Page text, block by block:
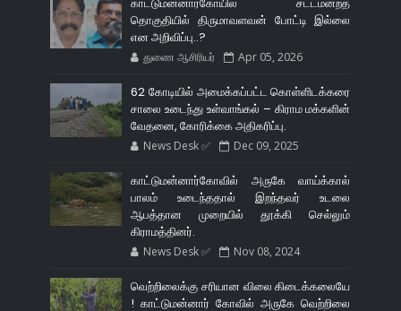
தொகுதியில் திருமாவளவன் போட்டி இல்லை
என அறிவிப்பு..?
துணை ஆசிரியர் Apr 05, 2026
62 கோடியில் அமைக்கப்பட்ட கொள்ளிடக்கரை
சாலை உடைந்து உள்வாங்கல் – கிராம மக்களின்
வேதனை, கோரிக்கை அதிகரிப்பு.
News Desk ✅ Dec 09, 2025
காட்டுமன்னார்கோவில் அருகே வாய்க்கால்
பாலம் உடைந்ததால் இறந்தவர் உடலை
ஆபத்தான முறையில் தூக்கி செல்லும்
கிராமத்தினர்.
News Desk ✅ Nov 08, 2024
வெற்றிலைக்கு சரியான விலை கிடைக்கலையே
! காட்டுமன்னார் கோவில் அருகே வெற்றிலை